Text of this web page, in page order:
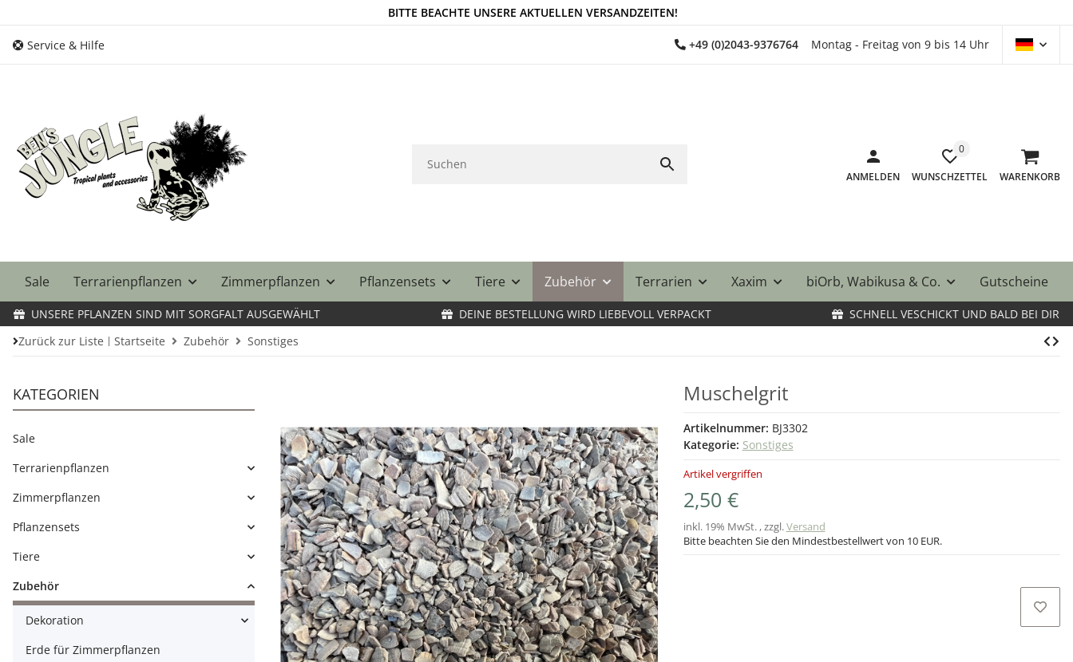
BITTE BEACHTE UNSERE AKTUELLEN VERSANDZEITEN!
Service & Hilfe +49 (0)2043-9376764 Montag - Freitag von 9 bis 14 Uhr
ANMELDEN
0
WUNSCHZETTEL WARENKORB
Sale Terrarienpflanzen Zimmerpflanzen Pflanzensets Tiere Zubehör Terrarien Xaxim biOrb, Wabikusa & Co. Gutscheine
UNSERE PFLANZEN SIND MIT SORGFALT AUSGEWÄHLT DEINE BESTELLUNG WIRD LIEBEVOLL VERPACKT
SCHNELL VESCHICKT UND BALD BEI DIR
Zurück zur Liste
Startseite Zubehör Sonstiges
Muschelgrit
Artikelnummer: BJ3302
Kategorie: Sonstiges
Artikel vergriffen
2,50 €
inkl. 19% MwSt. , zzgl.Versand
Bitte beachten Sie den Mindestbestellwert von 10 EUR.
KATEGORIEN
Sale
Terrarienpflanzen
Zimmerpflanzen
Pflanzensets
Tiere
Zubehör
Dekoration
Erde für Zimmerpflanzen